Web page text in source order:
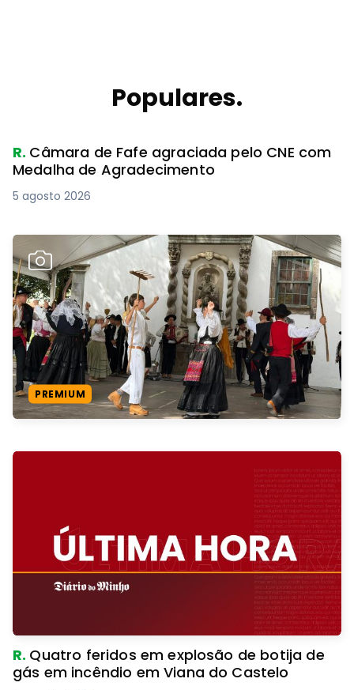
Populares.
R. Câmara de Fafe agraciada pelo CNE com
Medalha de Agradecimento
5 agosto 2026
PREMIUM
R. Quatro feridos em explosão de botija de
gás em incêndio em Viana do Castelo